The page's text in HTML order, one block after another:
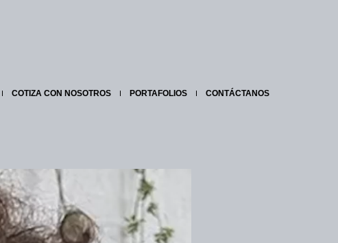
COTIZA CON NOSOTROS PORTAFOLIOS CONTÁCTANOS